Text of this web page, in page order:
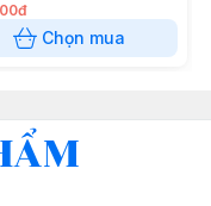
Chọn mua